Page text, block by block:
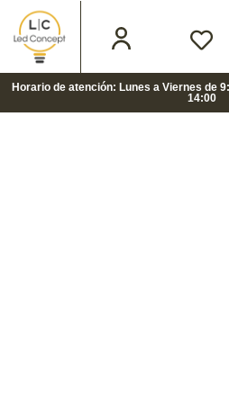
Horario de atención: Lunes a Viernes de
14:00